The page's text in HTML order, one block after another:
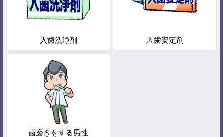
入歯洗浄剤 入歯安定剤
歯磨きをする男性